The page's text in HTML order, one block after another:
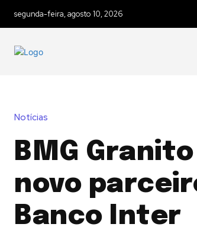
segunda-feira, agosto 10, 2026
Notícias
BMG
novo
Banco Inter